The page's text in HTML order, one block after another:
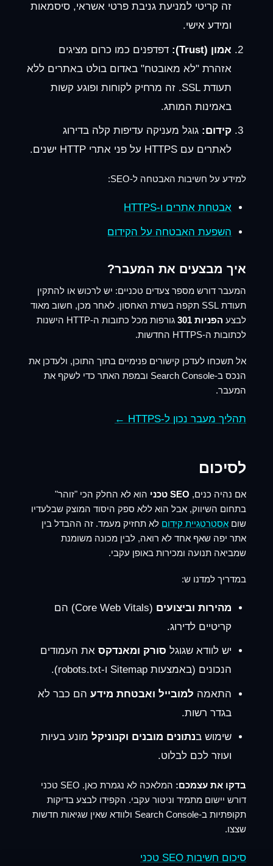
זה קריטי למניעת גניבת פרטי אשראי, סיסמאות
ומידע אישי.
אמון (Trust):
דפדפנים כמו כרום מציגים
אזהרת "לא מאובטח" באדום בולט באתרים ללא
תעודת SSL. זה מרחיק לקוחות ופוגע קשות
באמינות המותג.
קידום: גוגל מעניקה עדיפות קלה בדירוג
לאתרים עם HTTPS על פני אתרי HTTP ישנים.
למידע על חשיבות האבטחה ל-SEO:
אבטחת אתרים ו-HTTPS
השפעת האבטחה על הקידום
איך מבצעים את המעבר?
המעבר דורש מספר צעדים טכניים: יש לרכוש או להתקין
תעודת SSL תקפה בשרת האחסון. לאחר מכן, חשוב מאוד
לבצע הפניות 301
גורפות מכל כתובות ה-HTTP הישנות
לכתובות ה-HTTPS החדשות.
אל תשכחו לעדכן קישורים פנימיים בתוך התוכן, ולעדכן את
הנכס ב-Search Console ובמפת האתר כדי לשקף את
המעבר.
תהליך מעבר נכון ל-HTTPS ←
לסיכום
אם נהיה כנים, SEO טכני
הוא לא החלק הכי "זוהר"
בתחום השיווק, אבל הוא ללא ספק היסוד המוצק שבלעדיו
שום אסטרטגיית קידום לא תחזיק מעמד. זה ההבדל בין
אתר יפה שאף אחד לא רואה, לבין מכונה משומנת
שמביאה תנועה ומכירות באופן עקבי.
במדריך למדנו ש:
מהירות וביצועים
(Core Web Vitals) הם
קריטיים לדירוג.
יש לוודא שגוגל סורק ומאנדקסאת העמודים
הנכונים (באמצעות Sitemap ו-robots.txt).
התאמה למובייל ואבטחת מידעהם כבר לא
בגדר רשות.
שימוש בנתונים מובנים וקנוניקלמונע בעיות
ועוזר לכם לבלוט.
בדקו את עצמכם:
המלאכה לא נגמרת כאן. SEO טכני
דורש יישום מתמיד וניטור עקבי. הקפידו לבצע בדיקות
תקופתיות ב-Search Console ולוודא שאין שגיאות חדשות
שצצו.
סיכום חשיבות SEO טכני